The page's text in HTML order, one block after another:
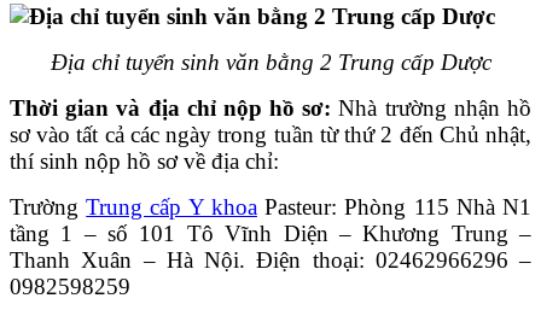
Địa chỉ tuyển sinh văn bằng 2 Trung cấp Dược
Thời gian và địa chỉ nộp hồ sơ: Nhà trường nhận hồ
sơ vào tất cả các ngày trong tuần từ thứ 2 đến Chủ nhật,
thí sinh nộp hồ sơ về địa chỉ:
TrườngTrung cấp Y khoaPasteur: Phòng 115 Nhà N1
tầng 1 – số 101 Tô Vĩnh Diện – Khương Trung –
Thanh Xuân – Hà Nội. Điện thoại: 02462966296 –
0982598259